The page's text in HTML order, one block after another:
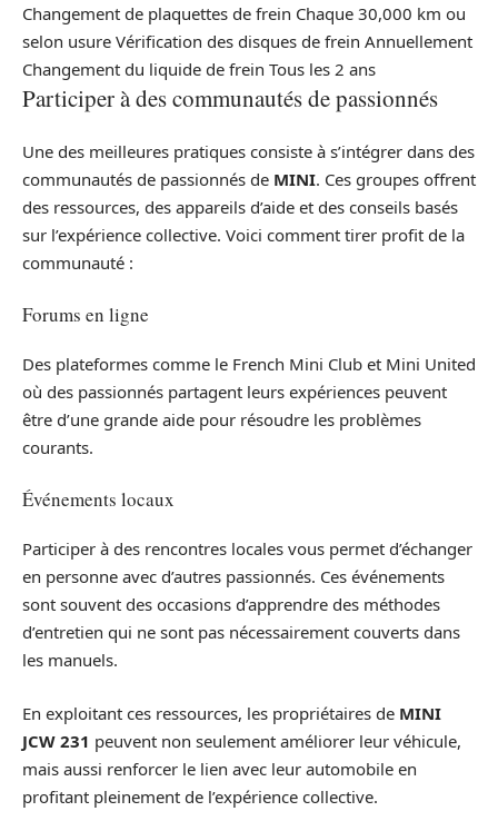
Changement de plaquettes de frein Chaque 30,000 km ou
selon usure Vérification des disques de frein Annuellement
Changement du liquide de frein Tous les 2 ans
Participer à des communautés de passionnés
Une des meilleures pratiques consiste à s’intégrer dans des
communautés de passionnés de MINI. Ces groupes offrent
des ressources, des appareils d’aide et des conseils basés
sur l’expérience collective. Voici comment tirer profit de la
communauté :
Forums en ligne
Des plateformes comme le French Mini Club et Mini United
où des passionnés partagent leurs expériences peuvent
être d’une grande aide pour résoudre les problèmes
courants.
Événements locaux
Participer à des rencontres locales vous permet d’échanger
en personne avec d’autres passionnés. Ces événements
sont souvent des occasions d’apprendre des méthodes
d’entretien qui ne sont pas nécessairement couverts dans
les manuels.
En exploitant ces ressources, les propriétaires de MINI
JCW 231 peuvent non seulement améliorer leur véhicule,
mais aussi renforcer le lien avec leur automobile en
profitant pleinement de l’expérience collective.